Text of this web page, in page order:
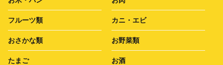
フルーツ類 カニ・エビ
おさかな類 お野菜類
たまご お酒